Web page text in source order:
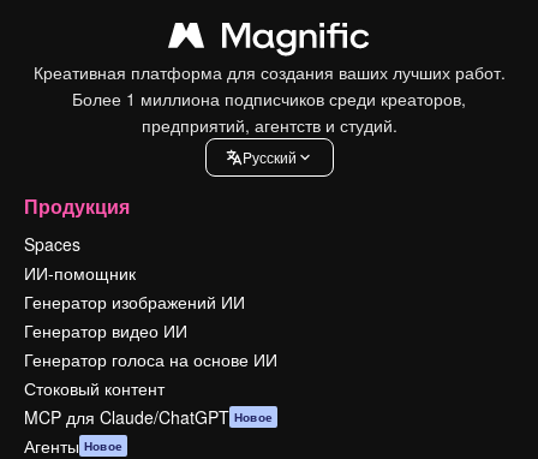
Креативная платформа для создания ваших лучших работ.
Более 1 миллиона подписчиков среди креаторов,
предприятий, агентств и студий.
Pусский
Продукция
Spaces
ИИ-помощник
Генератор изображений ИИ
Генератор видео ИИ
Генератор голоса на основе ИИ
Стоковый контент
MCP для Claude/ChatGPT Новое
Агенты Новое